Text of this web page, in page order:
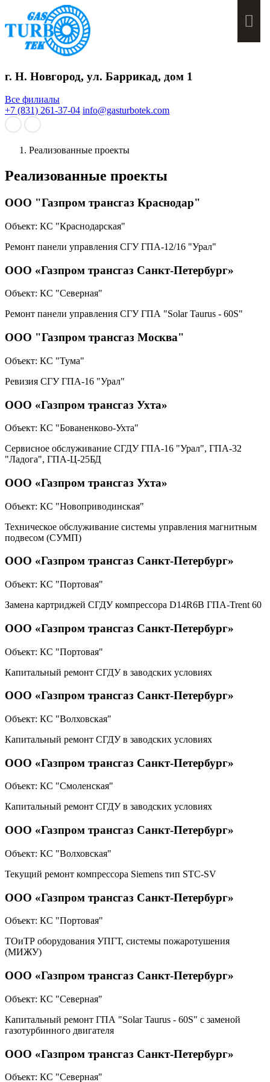
г. Н. Новгород, ул. Баррикад, дом 1
Все филиалы
+7 (831) 261-37-04 info@gasturbotek.com
Реализованные проекты
Реализованные проекты
ООО "Газпром трансгаз Краснодар"
Объект: КС "Краснодарская"
Ремонт панели управления СГУ ГПА-12/16 "Урал"
ООО «Газпром трансгаз Санкт-Петербург»
Объект: КС "Северная"
Ремонт панели управления СГУ ГПА "Solar Taurus - 60S"
ООО "Газпром трансгаз Москва"
Объект: КС "Тума"
Ревизия СГУ ГПА-16 "Урал"
ООО «Газпром трансгаз Ухта»
Объект: КС "Бованенково-Ухта"
Сервисное обслуживание СГДУ ГПА-16 "Урал", ГПА-32
"Ладога", ГПА-Ц-25БД
ООО «Газпром трансгаз Ухта»
Объект: КС "Новоприводинская"
Техническое обслуживание системы управления магнитным
подвесом (СУМП)
ООО «Газпром трансгаз Санкт-Петербург»
Объект: КС "Портовая"
Замена картриджей СГДУ компрессора D14R6B ГПА-Trent 60
ООО «Газпром трансгаз Санкт-Петербург»
Объект: КС "Портовая"
Капитальный ремонт СГДУ в заводских условиях
ООО «Газпром трансгаз Санкт-Петербург»
Объект: КС "Волховская"
Капитальный ремонт СГДУ в заводских условиях
ООО «Газпром трансгаз Санкт-Петербург»
Объект: КС "Смоленская"
Капитальный ремонт СГДУ в заводских условиях
ООО «Газпром трансгаз Санкт-Петербург»
Объект: КС "Волховская"
Текущий ремонт компрессора Siemens тип STC-SV
ООО «Газпром трансгаз Санкт-Петербург»
Объект: КС "Портовая"
ТОиТР оборудования УПГТ, системы пожаротушения
(МИЖУ)
ООО «Газпром трансгаз Санкт-Петербург»
Объект: КС "Северная"
Капитальный ремонт ГПА "Solar Taurus - 60S" с заменой
газотурбинного двигателя
ООО «Газпром трансгаз Санкт-Петербург»
Объект: КС "Северная"